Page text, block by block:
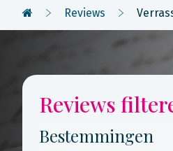
Reviews
Reviews
Bestemmingen